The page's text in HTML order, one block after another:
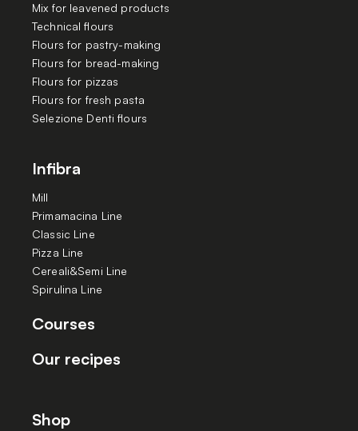
Mix for leavened products
Technical flours
Flours for pastry-making
Flours for bread-making
Flours for pizzas
Flours for fresh pasta
Selezione Denti flours
Infibra
Mill
Primamacina Line
Classic Line
Pizza Line
Cereali&Semi Line
Spirulina Line
Courses
Our recipes
Shop